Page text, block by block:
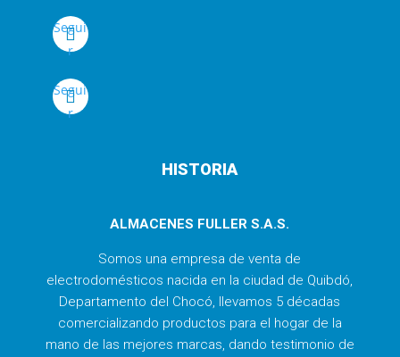
Segui
r
Segui
r
HISTORIA
ALMACENES FULLER S.A.S.
Somos una empresa de venta de
electrodomésticos nacida en la ciudad de Quibdó,
Departamento del Chocó, llevamos 5 décadas
comercializando productos para el hogar de la
mano de las mejores marcas, dando testimonio de